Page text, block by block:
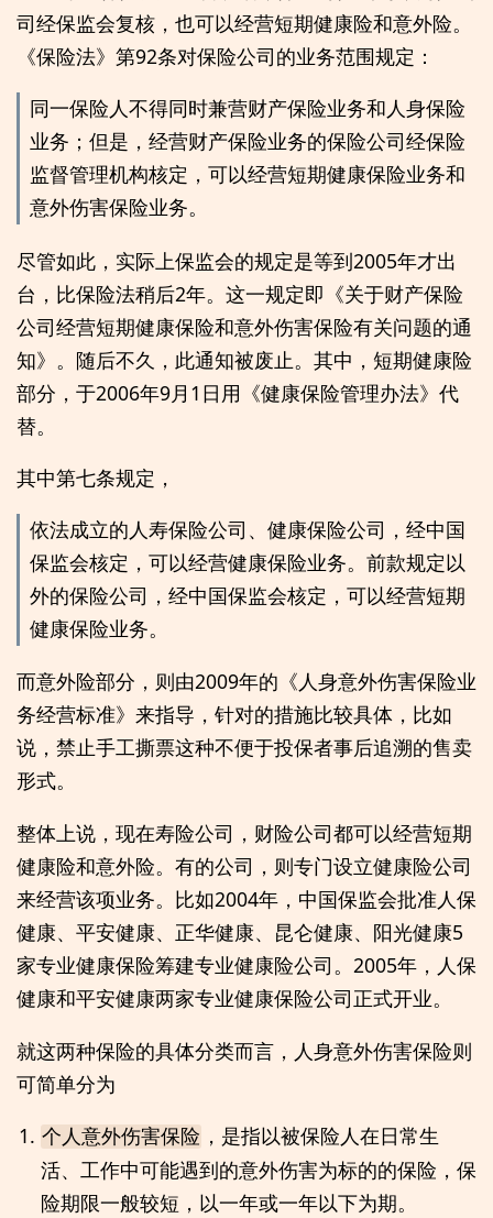
司经保监会复核，也可以经营短期健康险和意外险。
《保险法》第92条对保险公司的业务范围规定：
同一保险人不得同时兼营财产保险业务和人身保险
业务；但是，经营财产保险业务的保险公司经保险
监督管理机构核定，可以经营短期健康保险业务和
意外伤害保险业务。
尽管如此，实际上保监会的规定是等到2005年才出
台，比保险法稍后2年。这一规定即《关于财产保险
公司经营短期健康保险和意外伤害保险有关问题的通
知》。随后不久，此通知被废止。其中，短期健康险
部分，于2006年9月1日用《健康保险管理办法》代
替。
其中第七条规定，
依法成立的人寿保险公司、健康保险公司，经中国
保监会核定，可以经营健康保险业务。前款规定以
外的保险公司，经中国保监会核定，可以经营短期
健康保险业务。
而意外险部分，则由2009年的《人身意外伤害保险业
务经营标准》来指导，针对的措施比较具体，比如
说，禁止手工撕票这种不便于投保者事后追溯的售卖
形式。
整体上说，现在寿险公司，财险公司都可以经营短期
健康险和意外险。有的公司，则专门设立健康险公司
来经营该项业务。比如2004年，中国保监会批准人保
健康、平安健康、正华健康、昆仑健康、阳光健康5
家专业健康保险筹建专业健康险公司。2005年，人保
健康和平安健康两家专业健康保险公司正式开业。
就这两种保险的具体分类而言，人身意外伤害保险则
可简单分为
个人意外伤害保险 ，是指以被保险人在日常生
活、工作中可能遇到的意外伤害为标的的保险，保
险期限一般较短，以一年或一年以下为期。